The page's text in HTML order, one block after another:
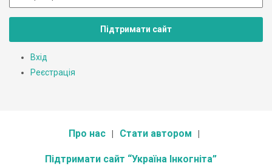
Підтримати сайт
Вхід
Реєстрація
Про нас Стати автором
Підтримати сайт “Україна Інкогніта”